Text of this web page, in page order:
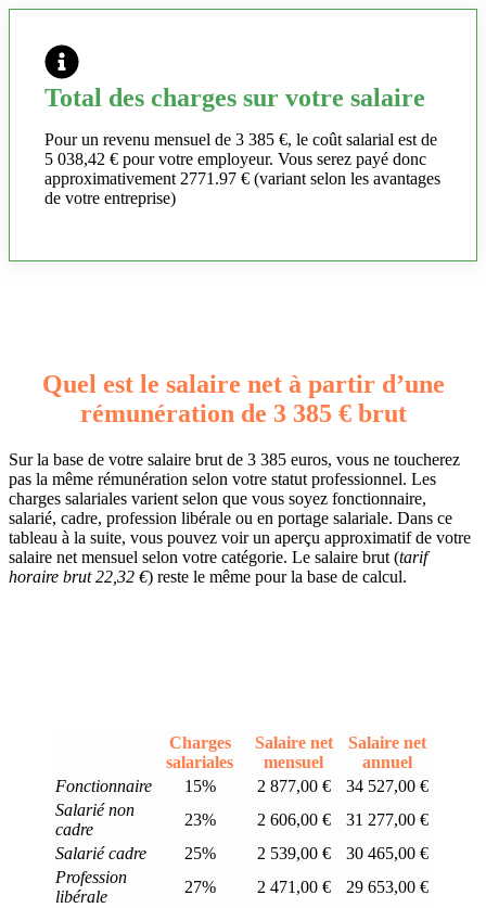
Total des charges sur votre salaire
Pour un revenu mensuel de 3 385 €, le coût salarial est de
5 038,42 € pour votre employeur. Vous serez payé donc
approximativement 2771.97 € (variant selon les avantages
de votre entreprise)
Quel est le salaire net à partir d’une
rémunération de 3 385 € brut
Sur la base de votre salaire brut de 3 385 euros, vous ne toucherez
pas la même rémunération selon votre statut professionnel. Les
charges salariales varient selon que vous soyez fonctionnaire,
salarié, cadre, profession libérale ou en portage salariale. Dans ce
tableau à la suite, vous pouvez voir un aperçu approximatif de votre
salaire net mensuel selon votre catégorie. Le salaire brut (tarif
horaire brut 22,32 €) reste le même pour la base de calcul.
Charges
salariales
Salaire net
mensuel
Salaire net
annuel
Fonctionnaire
15% 2 877,00 €
34 527,00 €
Salarié non
cadre
23% 2 606,00 €
31 277,00 €
Salarié cadre
25% 2 539,00 €
30 465,00 €
Profession
libérale
27% 2 471,00 €
29 653,00 €